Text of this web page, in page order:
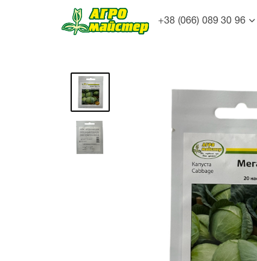
+38 (066) 089 30 96